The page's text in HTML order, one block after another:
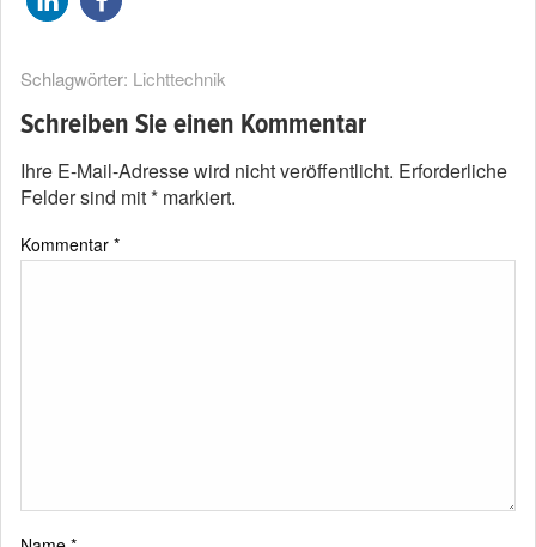
Schlagwörter: Lichttechnik
Schreiben Sie einen Kommentar
Ihre E-Mail-Adresse wird nicht veröffentlicht. Erforderliche
Felder sind mit* markiert.
Kommentar *